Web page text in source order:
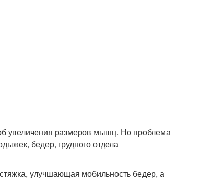
увеличения размеров мышц. Но проблема
бедер, грудного отдела
улучшающая мобильность бедер, а